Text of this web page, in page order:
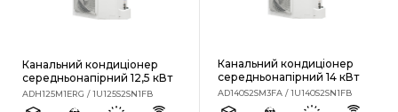
Канальний кондиціонер
середньонапірний 12,5 кВт
ADH125M1ERG / 1U125S2SN1FB
Канальний кондиціонер
середньонапірний 14 кВт
AD140S2SM3FA / 1U140S2SN1FB